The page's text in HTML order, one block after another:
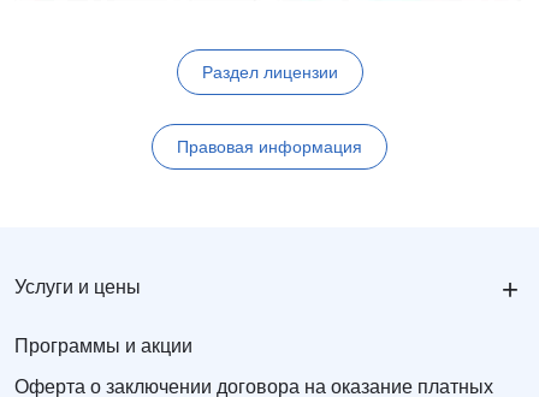
Раздел лицензии
Правовая информация
Услуги и цены +
Программы и акции
Оферта о заключении договора на оказание платных